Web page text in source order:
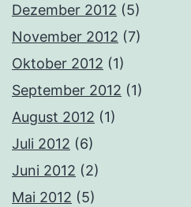
Dezember 2012 (5)
November 2012 (7)
Oktober 2012 (1)
September 2012 (1)
August 2012 (1)
Juli 2012 (6)
Juni 2012 (2)
Mai 2012 (5)